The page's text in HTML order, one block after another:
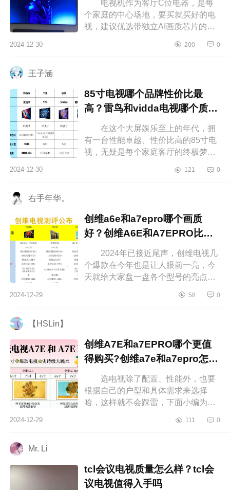
电视机作为客厅C位电器，是每
个家庭的中心场地，要买就买好的电
视，建议优选带独立AI画质芯片的电
刷，响应速度快，能够一步做到清晰
2024-12-30 200 0
王子涵
85寸电视哪个品牌性价比最
高？雷鸟和vidda电视哪个质量
在这个大屏娱乐至上的年代，拥
有一台性能卓越、性价比高的85寸电
视，无疑是每个家庭客厅的终极梦
沙发上，享受影院级别的视觉盛宴，
2024-12-30 121 0
右手年华。
创维a6e和a7epro哪个画质
好？创维A6E和A7EPRO比较
哪个好
2024年已接近尾声，创维电视几
个爆款在今年也是让人眼前一亮，今
天就给大家盘一盘各个型号的亮点，
a7epro哪个画质好？创维A6E和
2024-12-29 58 0
【HSLin】
创维A7E和a7EPRO哪个更值
得购买?创维a7e和a7epro怎么
选电视除了配置、性能外，也要
根据自己的户型和具体需求来选择
哈，这样就不会踩雷，下面小编为大
值得购买?创维a7e和a7epro怎么
2024-12-29 111 0
Mr. Li
tcl会议电视质量怎么样？tcl会
议电视值得入手吗